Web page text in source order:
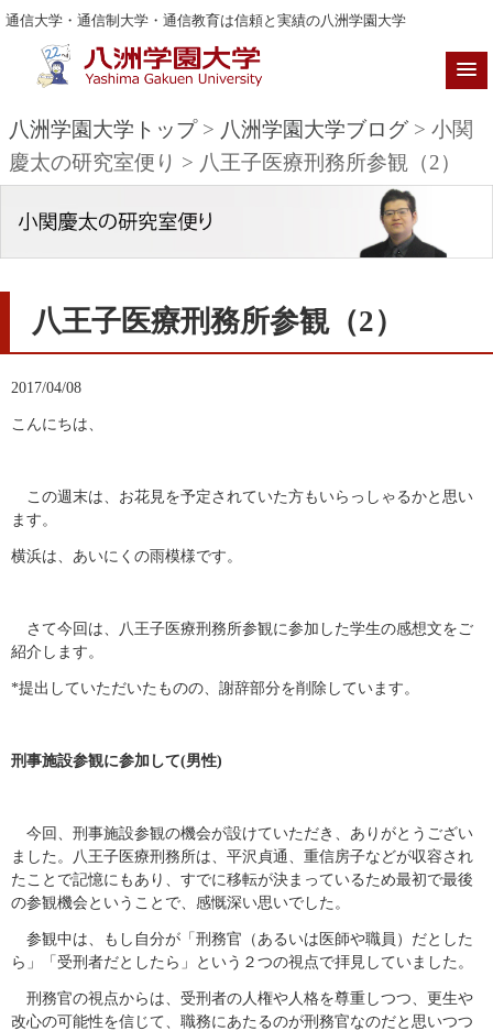
通信大学・通信制大学・通信教育は信頼と実績の八洲学園大学
八洲学園大学トップ> 八洲学園大学ブログ > 小関
慶太の研究室便り > 八王子医療刑務所参観（2）
八王子医療刑務所参観（2）
2017/04/08
こんにちは、
この週末は、お花見を予定されていた方もいらっしゃるかと思い
ます。
横浜は、あいにくの雨模様です。
さて今回は、八王子医療刑務所参観に参加した学生の感想文をご
紹介します。
*提出していただいたものの、謝辞部分を削除しています。
刑事施設参観に参加して(男性)
今回、刑事施設参観の機会が設けていただき、ありがとうござい
ました。八王子医療刑務所は、平沢貞通、重信房子などが収容され
たことで記憶にもあり、すでに移転が決まっているため最初で最後
の参観機会ということで、感慨深い思いでした。
参観中は、もし自分が「刑務官（あるいは医師や職員）だとした
ら」「受刑者だとしたら」という２つの視点で拝見していました。
刑務官の視点からは、受刑者の人権や人格を尊重しつつ、更生や
改心の可能性を信じて、職務にあたるのが刑務官なのだと思いつつ